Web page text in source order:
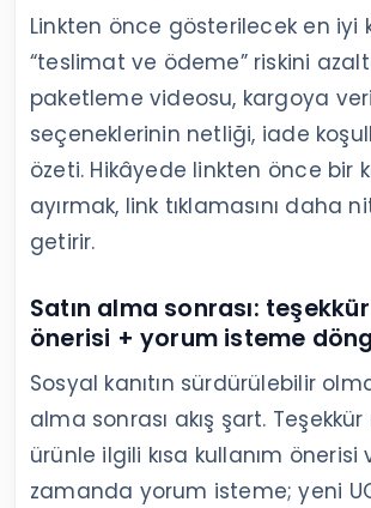
Linkten önce gösterilecek en iyi
“teslimat ve ödeme” riskini
paketleme videosu, kargoya
seçeneklerinin netliği, iade
özeti. Hikâyede linkten önce bir
ayırmak, link tıklamasını daha
getirir.
Satın alma sonrası:
önerisi + yorum isteme
Sosyal kanıtın sürdürülebilir
alma sonrası akış şart. Teşekkür
ürünle ilgili kısa kullanım önerisi
zamanda yorum isteme; yeni